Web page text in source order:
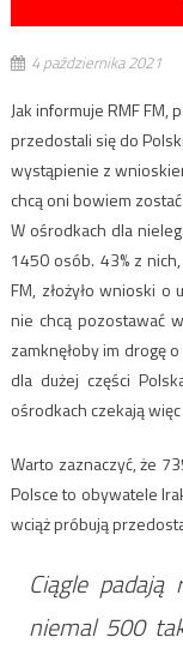
4 października 2021
Jak informuje RMF
przedostali się do
wystąpienie z
chcą oni bowiem
W ośrodkach dla
1450 osób. 43% z
FM, złożyło wnioski
nie chcą pozostawać
zamknęłoby im drogę
dla dużej części
ośrodkach czekają
Warto zaznaczyć, że
Polsce to obywatele
wciąż próbują
Ciągle
niemal 500